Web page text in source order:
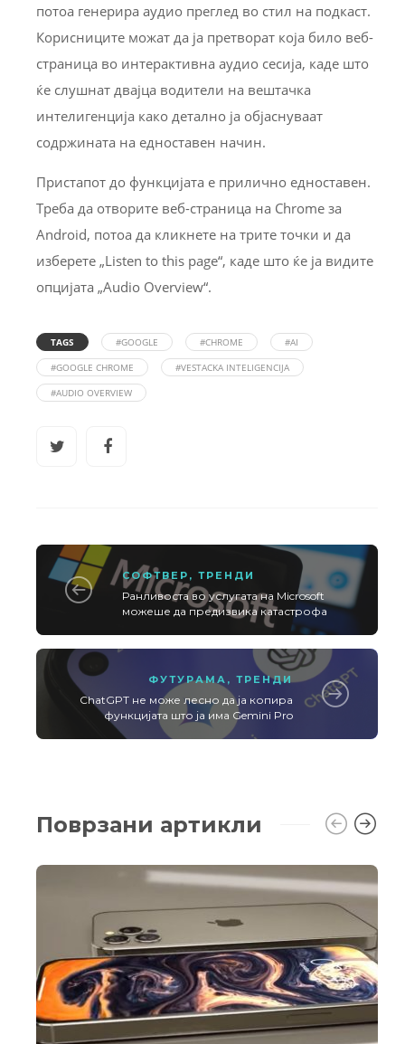
потоа генерира аудио преглед во стил на подкаст.
Корисниците можат да ја претворат која било веб-
страница во интерактивна аудио сесија, каде што
ќе слушнат двајца водители на вештачка
интелигенција како детално ја објаснуваат
содржината на едноставен начин.
Пристапот до функцијата е прилично едноставен.
Треба да отворите веб-страница на Chrome за
Android, потоа да кликнете на трите точки и да
изберете „Listen to this page“, каде што ќе ја видите
опцијата „Audio Overview“.
TAGS #GOOGLE #CHROME
#AI
#GOOGLE CHROME
#VESTACKA INTELIGENCIJA
#AUDIO OVERVIEW
СОФТВЕР , ТРЕНДИ
Ранливоста во услугата на Microsoft
можеше да предизвика катастрофа
ФУТУРАМА , ТРЕНДИ
ChatGPT не може лесно да ја копира
функцијата што ја има Gemini Pro
Поврзани артикли